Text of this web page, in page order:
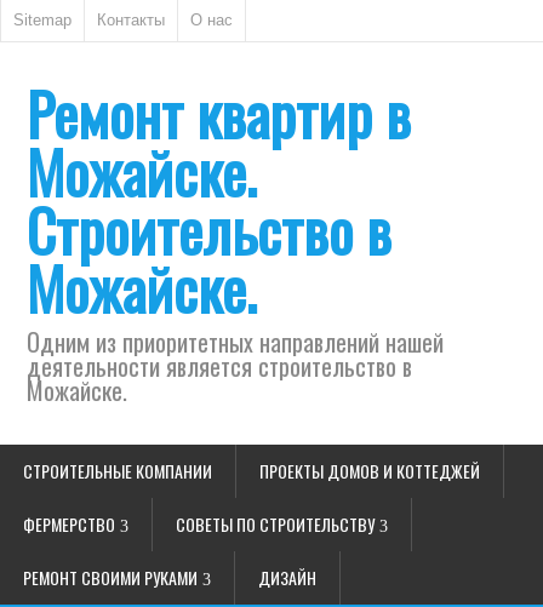
Sitemap Контакты О нас
Ремонт квартир в
Можайске.
Строительство в
Можайске.
Одним из приоритетных направлений нашей
деятельности является строительство в
Можайске.
СТРОИТЕЛЬНЫЕ КОМПАНИИ ПРОЕКТЫ ДОМОВ И КОТТЕДЖЕЙ
ФЕРМЕРСТВО СОВЕТЫ ПО СТРОИТЕЛЬСТВУ
РЕМОНТ СВОИМИ РУКАМИ ДИЗАЙН